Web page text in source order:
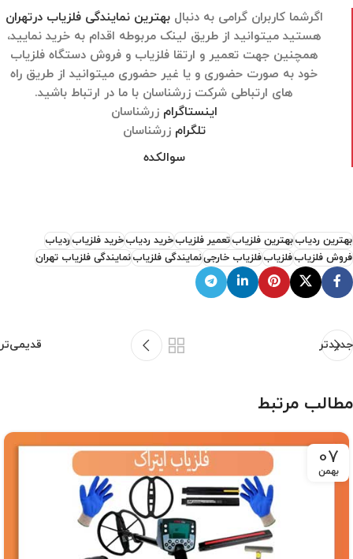
اگرشما کاربران گرامی به دنبالبهترین نمایندگی فلزیاب درتهران
هستید میتوانید از طریق لینک مربوطه اقدام به خرید نمایید،
همچنین جهت تعمیر و ارتقا فلزیاب و فروش دستگاه فلزیاب
خود به صورت حضوری و یا غیر حضوری میتوانید از طریق راه
های ارتباطی شرکت زرشناسان با ما در ارتباط باشید.
اینستاگرامزرشناسان
تلگرامزرشناسان
سوالکده
بهترین ردیاببهترین فلزیابتعمیر فلزیابخرید ردیابخرید فلزیابردیاب
فروش فلزیابفلزیابفلزیاب خارجینمایندگی فلزیابنمایندگی فلزیاب تهران
جدیدتر قدیمی‌تر
مطالب مرتبط
07
بهمن